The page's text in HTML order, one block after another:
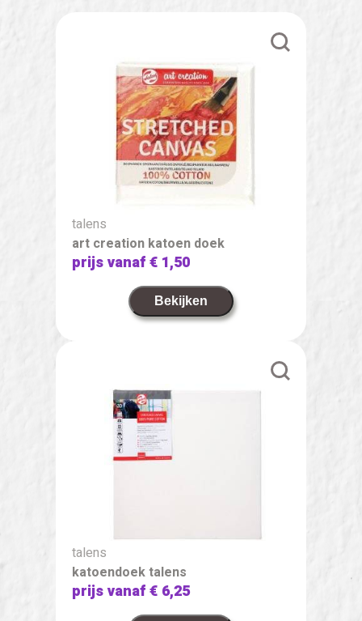
talens
art creation katoen doek
prijs vanaf€ 1,50
Bekijken
talens
katoendoek talens
prijs vanaf€ 6,25